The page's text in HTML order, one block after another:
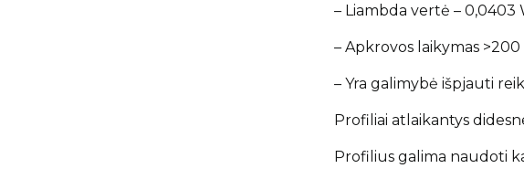
– Liambda vertė – 0,0403
– Apkrovos laikymas >200
– Yra galimybė išpjauti
Profiliai atlaikantys
Profilius galima naudoti